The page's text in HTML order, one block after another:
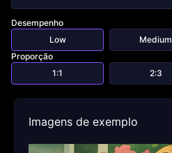
Desempenho
Low
Medium
Proporção
1:1
2:3
Imagens de exemplo